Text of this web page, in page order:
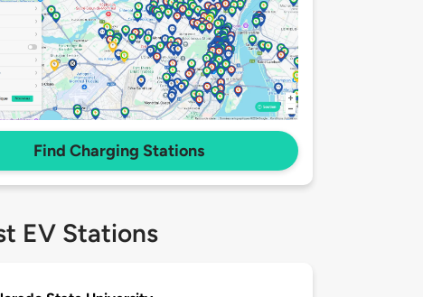
Find Charging Stations
EV Stations